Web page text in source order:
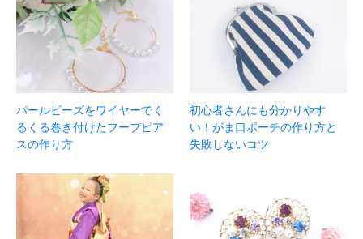
パールビーズをワイヤーでく
るくる巻き付けたフープピア
スの作り方
初心者さんにも分かりやす
い！がま口ポーチの作り方と
失敗しないコツ